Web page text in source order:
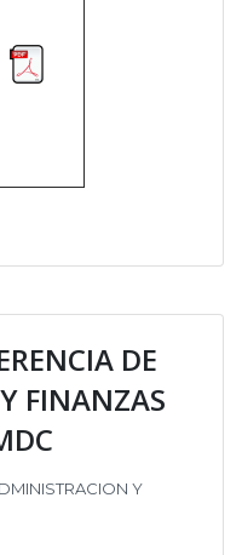
DE
FINANZAS
Y